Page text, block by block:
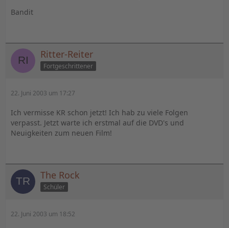
Bandit
Ritter-Reiter
Fortgeschrittener
22. Juni 2003 um 17:27
Ich vermisse KR schon jetzt! Ich hab zu viele Folgen
verpasst. Jetzt warte ich erstmal auf die DVD's und
Neuigkeiten zum neuen Film!
The Rock
Schüler
22. Juni 2003 um 18:52